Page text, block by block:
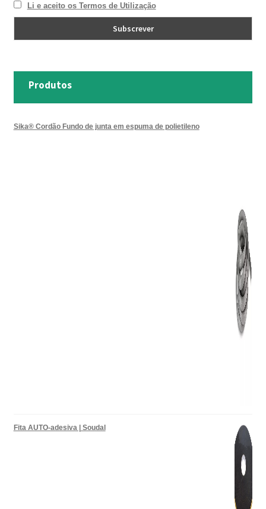
Li e aceito os Termos de Utilização
Produtos
Sika® Cordão Fundo de junta em espuma de polietileno
Fita AUTO-adesiva | Soudal